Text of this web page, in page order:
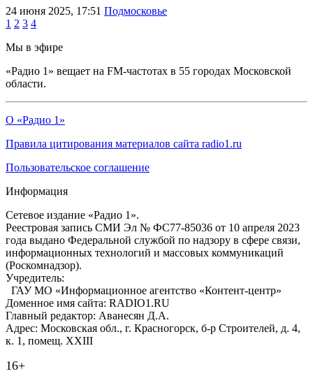
24 июня 2025, 17:51 Подмосковье
1 2 3 4
Мы в эфире
«Радио 1» вещает на FM-частотах в 55 городах Московской
области.
О «Радио 1»
Правила цитирования материалов сайта radio1.ru
Пользовательское соглашение
Информация
Сетевое издание «Радио 1».
Реестровая запись СМИ Эл № ФС77-85036 от 10 апреля 2023
года выдано Федеральной службой по надзору в сфере связи,
информационных технологий и массовых коммуникаций
(Роскомнадзор).
Учредитель:
ГАУ МО «Информационное агентство «Контент-центр»
Доменное имя сайта: RADIO1.RU
Главный редактор: Аванесян Д.А.
Адрес: Московская обл., г. Красногорск, б-р Строителей, д. 4,
к. 1, помещ. XXIII
16+